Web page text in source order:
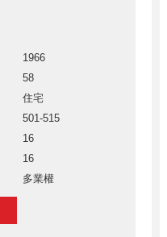
1966
58
住宅
501-515
16
16
多業權